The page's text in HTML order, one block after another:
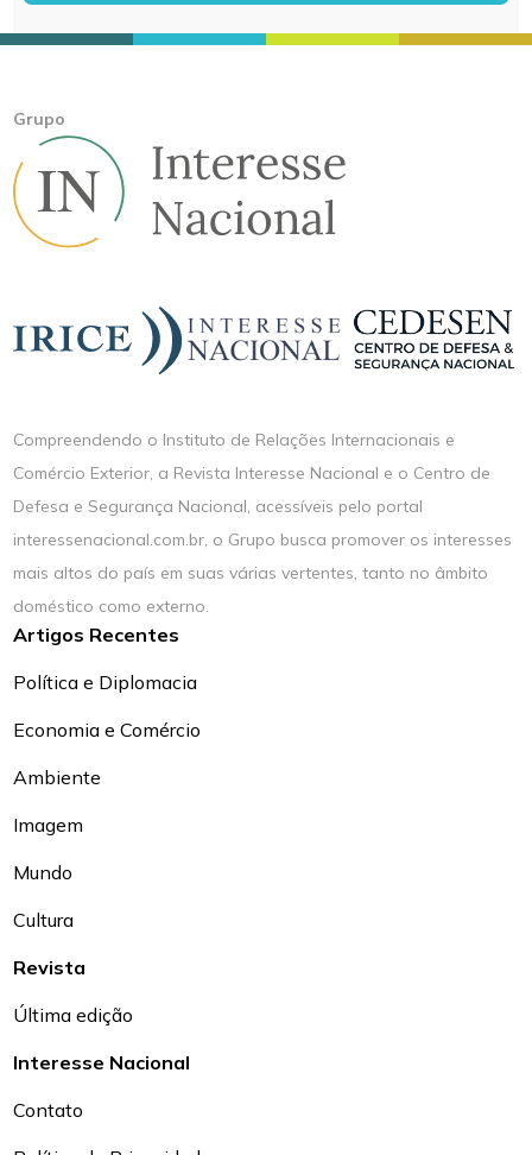
Grupo
Compreendendo o Instituto de Relações Internacionais e
Comércio Exterior, a Revista Interesse Nacional e o Centro de
Defesa e Segurança Nacional, acessíveis pelo portal
interessenacional.com.br, o Grupo busca promover os interesses
mais altos do país em suas várias vertentes, tanto no âmbito
doméstico como externo.
Artigos Recentes
Política e Diplomacia
Economia e Comércio
Ambiente
Imagem
Mundo
Cultura
Revista
Última edição
Interesse Nacional
Contato